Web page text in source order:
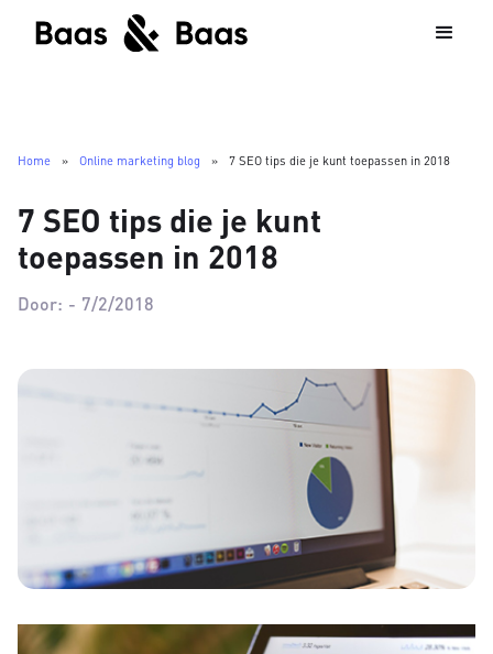
Home » Online marketing blog » 7 SEO tips die je kunt toepassen in 2018
7 SEO tips die je kunt
toepassen in 2018
Door: - 7/2/2018